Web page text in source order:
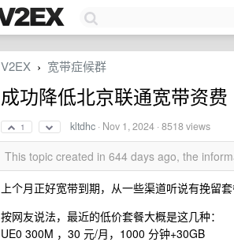
V2EX › 宽带症候群
成功降低北京联通宽带资费
1 kltdhc · Nov 1, 2024 · 8518 views
This topic created in 644 days ago, the
上个月正好宽带到期，从一些渠道听说有挽留
按网友说法，最近的低价套餐大概是这几种：
UE0 300M ，30 元/月，1000 分钟+30GB